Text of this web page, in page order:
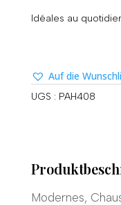
Idéales au
Auf die
UGS : PAH408
Modernes,